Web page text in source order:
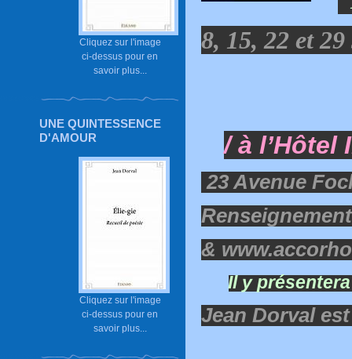
Cliquez sur l'image
ci-dessus pour en
savoir plus...
UNE QUINTESSENCE
D'AMOUR
Cliquez sur l'image
ci-dessus pour en
savoir plus...
8, 15, 22 et
/ à l’Hôtel
23 Avenue
&
Il y
Jean Dorval